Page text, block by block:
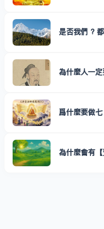
是否我們 ?
為什麼人一
爲什麼要做七
為什麼會有